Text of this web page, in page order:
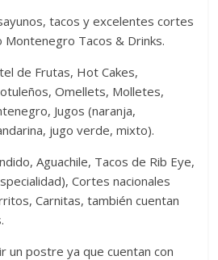
tacos y excelentes cortes
Montenegro Tacos & Drinks.
de Frutas, Hot Cakes,
Omellets, Molletes,
Jugos (naranja,
jugo verde, mixto).
Aguachile, Tacos de Rib Eye,
Cortes nacionales
Carnitas, también cuentan
un postre ya que cuentan con